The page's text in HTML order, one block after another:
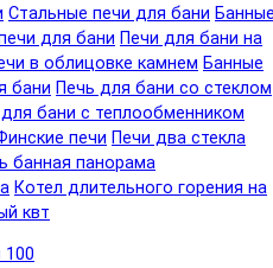
Стальные печи для бани
для бани Печи для бани на
в облицовке камнем Банные
бани Печь для бани со стеклом
бани с теплообменником
печи Печи два стекла
банная панорама
Котел длительного горения на
квт
100